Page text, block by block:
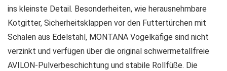
ins kleinste Detail. Besonderheiten, wie herausnehmbare
Kotgitter, Sicherheitsklappen vor den Futtertürchen mit
Schalen aus Edelstahl, MONTANA Vogelkäfige sind nicht
verzinkt und verfügen über die original schwermetallfreie
AVILON-Pulverbeschichtung und stabile Rollfüße. Die